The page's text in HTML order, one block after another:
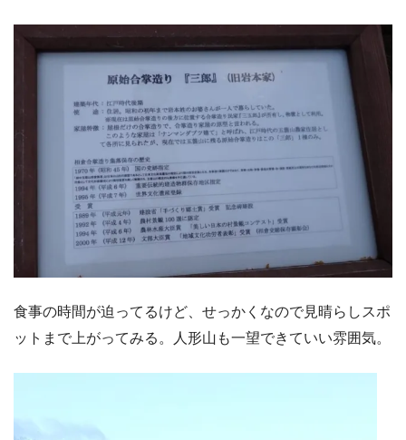
食事の時間が迫ってるけど、せっかくなので見晴らしスポ
ットまで上がってみる。人形山も一望できていい雰囲気。